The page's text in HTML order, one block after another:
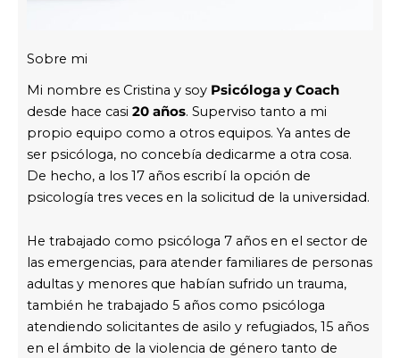
Sobre mi
Mi nombre es Cristina y soy Psicóloga y Coach
desde hace casi 20 años. Superviso tanto a mi
propio equipo como a otros equipos. Ya antes de
ser psicóloga, no concebía dedicarme a otra cosa.
De hecho, a los 17 años escribí la opción de
psicología tres veces en la solicitud de la universidad.
He trabajado como psicóloga 7 años en el sector de
las emergencias, para atender familiares de personas
adultas y menores que habían sufrido un trauma,
también he trabajado 5 años como psicóloga
atendiendo solicitantes de asilo y refugiados, 15 años
en el ámbito de la violencia de género tanto de